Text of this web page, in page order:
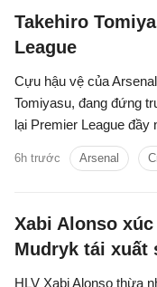
Takehiro
League
Cựu hậu vệ của
Tomiyasu, đang đứng
lại Premier League đầy
màu áo Crystal Palace.
6h trước Arsenal
Xabi Alonso
Mudryk tái xuất
HLV Xabi Alonso thừa